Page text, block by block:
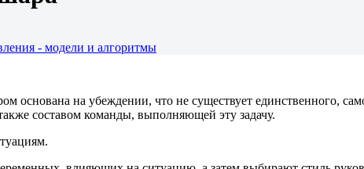
- модели и алгоритмы
основана на убеждении, что не существует единственного,
составом команды, выполняющей эту задачу.